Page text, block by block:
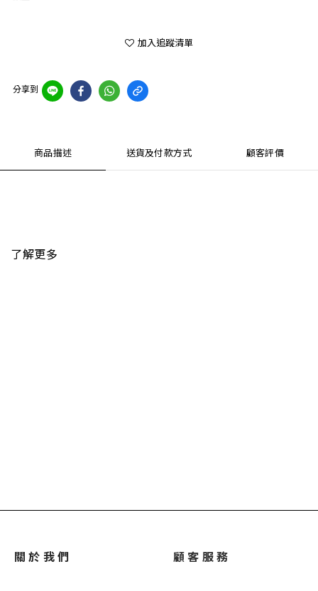
加入追蹤清單
分享到
商品描述 送貨及付款方式 顧客評價
了解更多
關 於 我 們 顧 客 服 務